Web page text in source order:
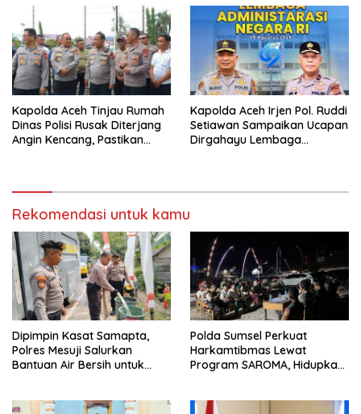
Kapolda Aceh Tinjau Rumah
Dinas Polisi Rusak Diterjang
Angin Kencang, Pastikan
Kapolda Aceh Irjen Pol. Ruddi
Setiawan Sampaikan Ucapan
Dirgahayu Lembaga
Rekomendasi untuk kamu
Dipimpin Kasat Samapta,
Polres Mesuji Salurkan
Bantuan Air Bersih untuk
Polda Sumsel Perkuat
Harkamtibmas Lewat
Program SAROMA, Hidupkan